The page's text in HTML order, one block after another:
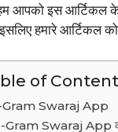
आपको इस आर्टिकल के
हमारे आर्टिकल
of
Swaraj App
Gram Swaraj App